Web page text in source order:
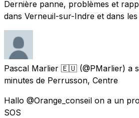
Dernière panne, problèmes et
dans Verneuil-sur-Indre et dans
Pascal Marlier 🇪🇺 (@PMarlier) a
minutes de Perrusson, Centre
Hallo @Orange_conseil on a un
SOS